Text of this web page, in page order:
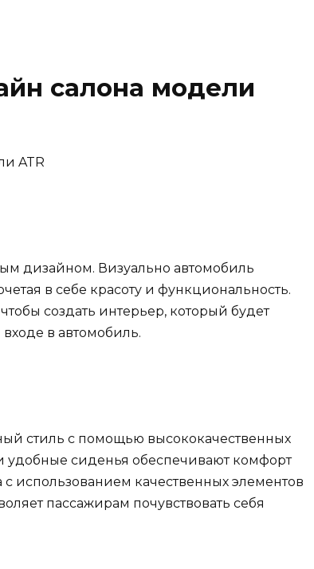
салона модели
дизайном. Визуально автомобиль
в себе красоту и функциональность.
создать интерьер, который будет
в автомобиль.
стиль с помощью высококачественных
удобные сиденья обеспечивают комфорт
использованием качественных элементов
пассажирам почувствовать себя